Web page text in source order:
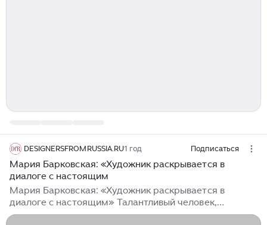
DESIGNERSFROMRUSSIA.RU1 год Подписаться
Мария Барковская: «Художник раскрывается в
диалоге с настоящим
Мария Барковская: «Художник раскрывается в
диалоге с настоящим» Талантливый человек,
талантлив во всем!